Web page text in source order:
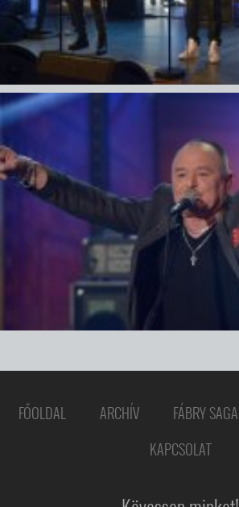
FŐOLDAL ARCHÍV FÁBRY SAGA
KAPCSOLAT